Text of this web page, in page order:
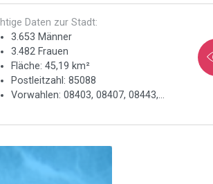
Daten zur Stadt:
3.653 Männer
3.482 Frauen
Fläche: 45,19 km²
Postleitzahl: 85088
Vorwahlen: 08403, 08407, 08443,...